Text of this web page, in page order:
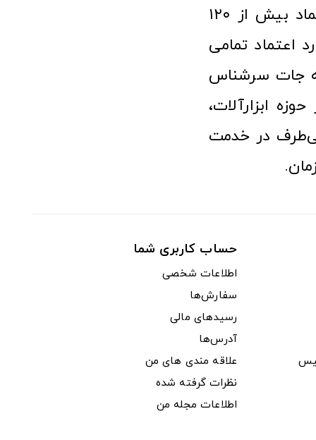
فعالیت در عرصه ابزارآلات و کالاهای صنعتی توانسته مورد اعتماد بیش از ۱۲۰
اعتماد تمامی
جات سرشناس
ابزارآلات،
در خدمت
حساب کاربری شما
اطلاعات شخصی
سفارش‌ها
رسیدهای مالی
آدرس‌ها
علاقه مندی های من
نظرات گرفته شده
اطلاعات مجله من